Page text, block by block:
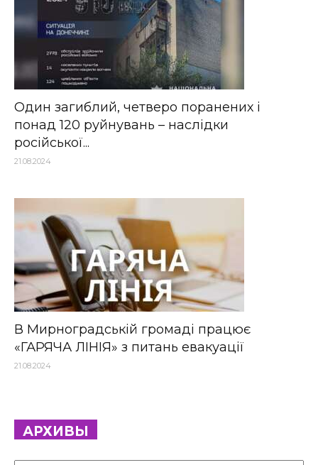
Один загиблий, четверо поранених і
понад 120 руйнувань – наслідки
російської...
21.08.2024
В Мирноградській громаді працює
«ГАРЯЧА ЛІНІЯ» з питань евакуації
21.08.2024
АРХИВЫ
Архивы